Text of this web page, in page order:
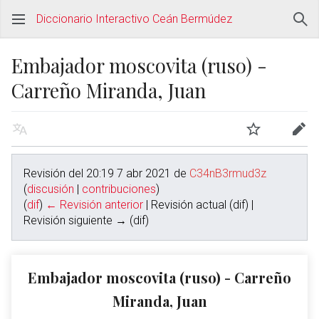
Diccionario Interactivo Ceán Bermúdez
Embajador moscovita (ruso) -
Carreño Miranda, Juan
Revisión del 20:19 7 abr 2021 de C34nB3rmud3z
(discusión | contribuciones)
(dif) ← Revisión anterior | Revisión actual (dif) |
Revisión siguiente → (dif)
Embajador moscovita (ruso) - Carreño
Miranda, Juan